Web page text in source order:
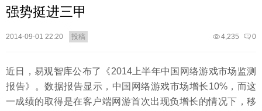
强势挺进三甲
2014-09-01 22:20 投稿 0
4,235
近日，易观智库公布了《2014上半年中国网络游戏市场监测
报告》。数据报告显示，中国网络游戏市场增长10%，而这
一成绩的取得是在客户端网游首次出现负增长的情况下，移